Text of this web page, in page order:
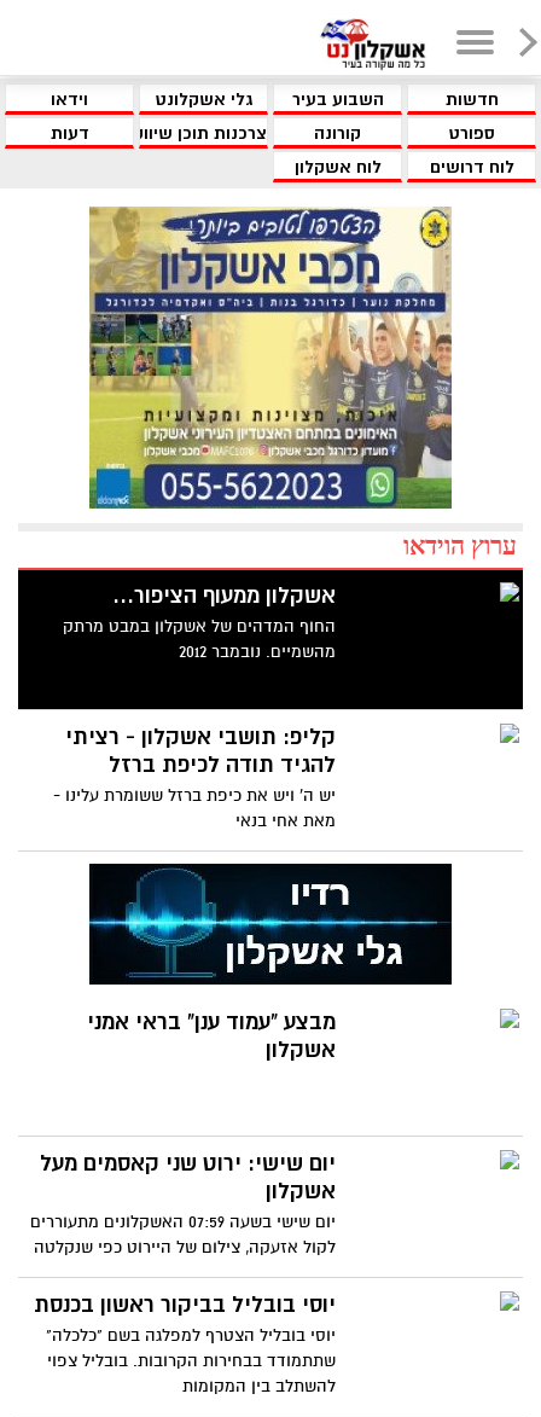
חדשות השבוע בעיר גלי אשקלונט
וידאו
ספורט
קורונה צרכנות תוכן שיווקי
דעות
לוח דרושים
לוח אשקלון
ערוץ הוידאו
אשקלון ממעוף הציפור...
החוף המדהים של אשקלון במבט מרתק
מהשמיים. נובמבר 2012
קליפ: תושבי אשקלון - רציתי
להגיד תודה לכיפת ברזל
יש ה' ויש את כיפת ברזל ששומרת עלינו -
מאת אחי בנאי
מבצע "עמוד ענן" בראי אמני
אשקלון
יום שישי: ירוט שני קאסמים מעל
אשקלון
יום שישי בשעה 07:59 האשקלונים מתעוררים
לקול אזעקה, צילום של היירוט כפי שנקלטה
בעדשת המצלמה של תושבת
יוסי בובליל בביקור ראשון בכנסת
יוסי בובליל הצטרף למפלגה בשם "כלכלה"
שתתמודד בבחירות הקרובות. בובליל צפוי
להשתלב בין המקומות